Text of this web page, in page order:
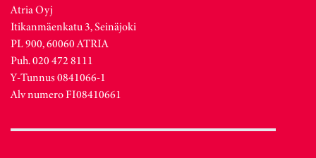
Atria Oyj
Itikanmäenkatu 3, Seinäjoki
PL 900, 60060 ATRIA
Puh. 020 472 8111
Y-Tunnus 0841066-1
Alv numero FI08410661